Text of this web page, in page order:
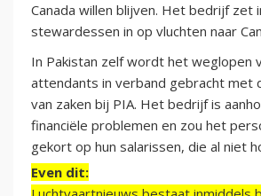
Canada willen blijven. Het bedrijf zet
stewardessen in op vluchten naar
In Pakistan zelf wordt het weglopen
attendants in verband gebracht met
van zaken bij PIA. Het bedrijf is
financiële problemen en zou het
gekort op hun salarissen, die al niet
Even dit: